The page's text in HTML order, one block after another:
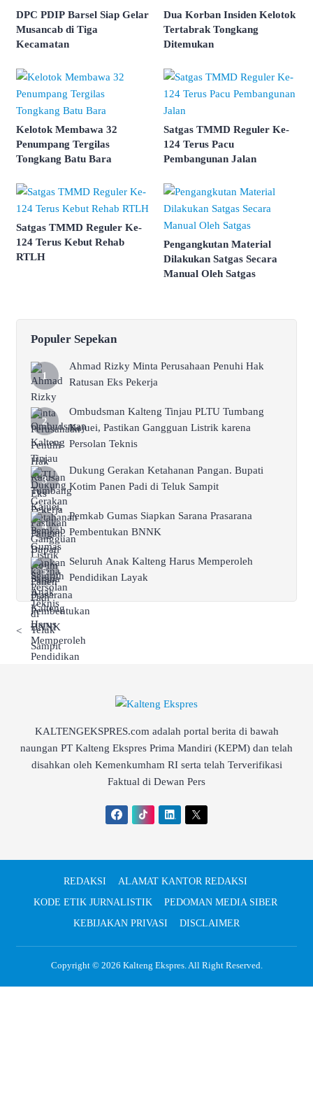
DPC PDIP Barsel Siap Gelar
Musancab di Tiga
Kecamatan
Dua Korban Insiden Kelotok
Tertabrak Tongkang
Ditemukan
Kelotok Membawa 32
Penumpang Tergilas
Tongkang Batu Bara
Satgas TMMD Reguler Ke-
124 Terus Pacu
Pembangunan Jalan
Satgas TMMD Reguler Ke-
124 Terus Kebut Rehab
RTLH
Pengangkutan Material
Dilakukan Satgas Secara
Manual Oleh Satgas
Populer Sepekan
Ahmad Rizky Minta Perusahaan Penuhi Hak
Ratusan Eks Pekerja
Ombudsman Kalteng Tinjau PLTU Tumbang
Kajuei, Pastikan Gangguan Listrik karena
Persolan Teknis
Dukung Gerakan Ketahanan Pangan. Bupati
Kotim Panen Padi di Teluk Sampit
Pemkab Gumas Siapkan Sarana Prasarana
Pembentukan BNNK
Seluruh Anak Kalteng Harus Memperoleh
Pendidikan Layak
<
KALTENGEKSPRES.com adalah portal berita di bawah
naungan PT Kalteng Ekspres Prima Mandiri (KEPM) dan telah
disahkan oleh Kemenkumham RI serta telah Terverifikasi
Faktual di Dewan Pers
REDAKSI
ALAMAT KANTOR REDAKSI
KODE ETIK JURNALISTIK
PEDOMAN MEDIA SIBER
KEBIJAKAN PRIVASI
DISCLAIMER
Copyright © 2026 Kalteng Ekspres. All Right Reserved.